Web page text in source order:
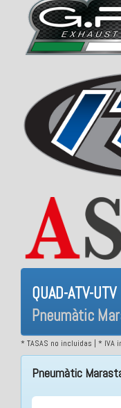
QUAD-
llantes
Intense
QUAD-ATV-UTV
Pneumàtic
* TASAS no incluidas | * IVA
Pneumàtic